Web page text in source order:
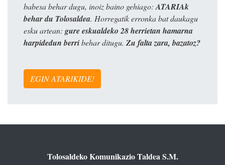
babesa behar dugu, inoiz baino gehiago: ATARIAk
behar du Tolosaldea. Horregatik erronka bat daukagu
esku artean: gure eskualdeko 28 herrietan hamarna
harpidedun berribehar ditugu. Zu falta zara, bazatoz?
EGIN ATARIKIDE!
Tolosaldeko Komunikazio Taldea S.M.